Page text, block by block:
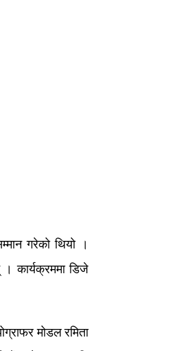
गरेको थियो ।
। कार्यक्रममा डिजे
मोडल रमिता